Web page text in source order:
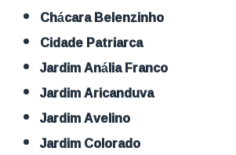
Chácara Belenzinho
Cidade Patriarca
Jardim Anália Franco
Jardim Aricanduva
Jardim Avelino
Jardim Colorado